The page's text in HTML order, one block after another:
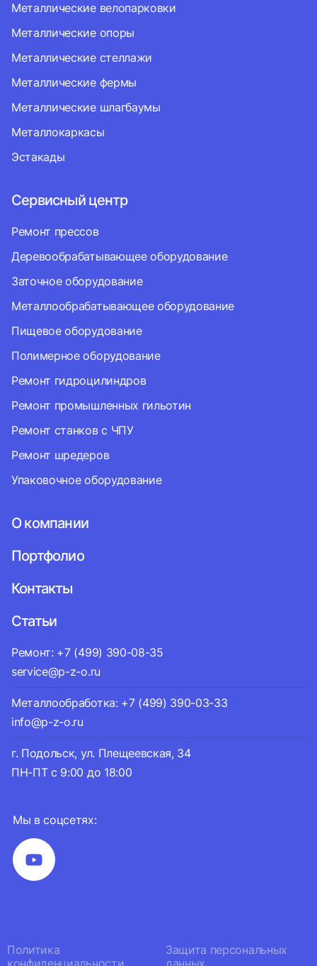
Мы в соцсетях:
Металлические велопарковки
Металлические опоры
Металлические стеллажи
Металлические фермы
Металлические шлагбаумы
Металлокаркасы
Эстакады
Сервисный центр
Ремонт прессов
Деревообрабатывающее оборудование
Заточное оборудование
Металлообрабатывающее оборудование
Пищевое оборудование
Полимерное оборудование
Ремонт гидроцилиндров
Ремонт промышленных гильотин
Ремонт станков с ЧПУ
Ремонт шредеров
Упаковочное оборудование
О компании
Портфолио
Контакты
Статьи
Ремонт: +7 (499) 390-08-35
service@p-z-o.ru
Металлообработка: +7 (499) 390-03-33
info@p-z-o.ru
г. Подольск, ул. Плещеевская, 34
ПН-ПТ с 9:00 до 18:00
Политика
конфиденциальности
Защита персональных
данных